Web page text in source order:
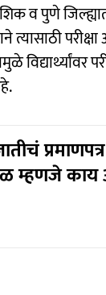
व पुणे
त्यासाठी
विद्यार्थ्यांवर
म्हणजे काय